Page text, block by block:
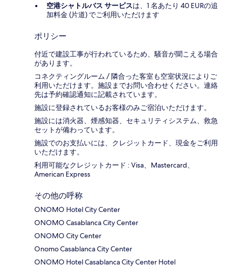
空港シャトルバス サービスは、1 名あたり 40 EURの追
加料金 (片道) でご利用いただけます
ポリシー
付近で建設工事が行われているため、騒音が聞こえる場合
があります。
コネクティングルーム / 隣合った客室も空室状況によりご
利用いただけます。施設までお問い合わせください。連絡
先は予約確認通知に記載されています。
施設に登録されているお客様のみご宿泊いただけます。
施設には消火器、煙感知器、セキュリティシステム、救急
セットが備わっています。
施設でのお支払いには、クレジットカード、現金をご利用
いただけます。
利用可能なクレジットカード : Visa、Mastercard、
American Express
その他の呼称
ONOMO Hotel City Center
ONOMO Casablanca City Center
ONOMO City Center
Onomo Casablanca City Center
ONOMO Hotel Casablanca City Center Hotel